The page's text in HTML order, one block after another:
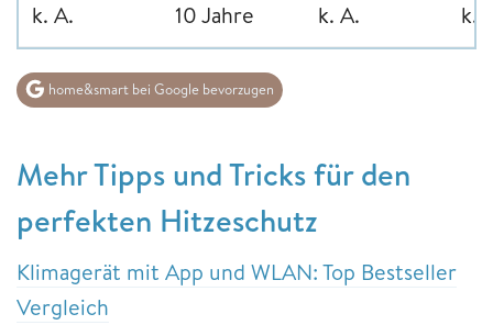
k. A. 10 Jahre k. A. k.
home&smart bei Google bevorzugen
Mehr Tipps und Tricks für den
perfekten Hitzeschutz
Klimagerät mit App und WLAN: Top Bestseller
Vergleich